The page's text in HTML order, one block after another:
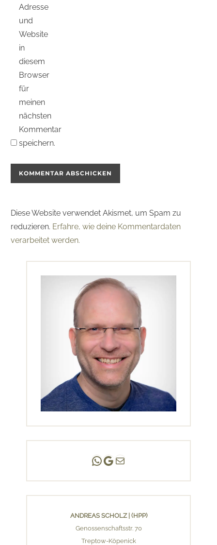
Adresse
und
Website
in
diesem
Browser
für
meinen
nächsten
Kommentar
speichern.
Diese Website verwendet Akismet, um Spam zu
reduzieren. Erfahre, wie deine Kommentardaten
verarbeitet werden.
Andreas Scholz | (HPP)
Praxis Adlershof
E-Mail an mich ...
ANDREAS SCHOLZ | (HPP)
Genossenschaftsstr. 70
Treptow-Köpenick